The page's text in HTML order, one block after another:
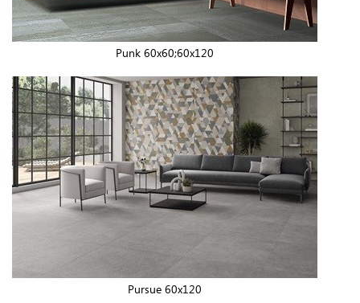
Punk 60x60;60x120
Pursue 60x120